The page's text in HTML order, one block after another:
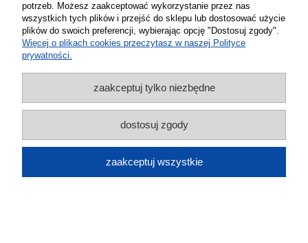
Kabel USB-C 6 A QC 66 W 1 m do
Huawei Xiaomi Samsung
potrzeb. Możesz zaakceptować wykorzystanie przez nas
wszystkich tych plików i przejść do sklepu lub dostosować użycie
plików do swoich preferencji, wybierając opcję "Dostosuj zgody".
Więcej o plikach cookies przeczytasz w naszej Polityce
prywatności.
zaakceptuj tylko niezbędne
dostosuj zgody
zaakceptuj wszystkie